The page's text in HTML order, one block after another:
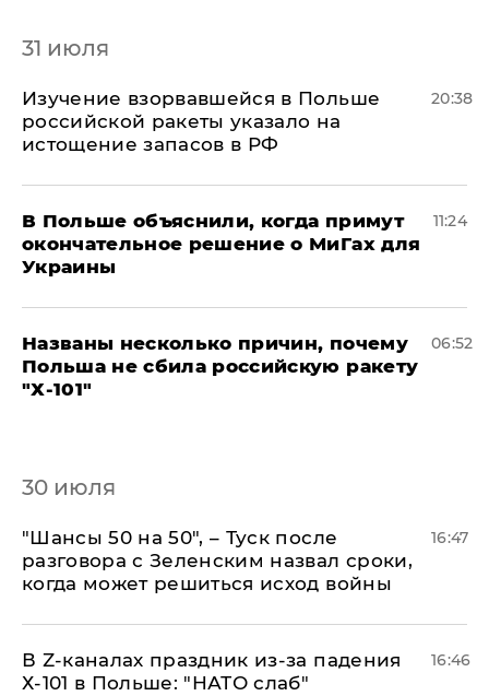
31 июля
Изучение взорвавшейся в Польше
российской ракеты указало на
истощение запасов в РФ
20:38
В Польше объяснили, когда примут
окончательное решение о МиГах для
Украины
11:24
Названы несколько причин, почему
Польша не сбила российскую ракету
"Х-101"
06:52
30 июля
"Шансы 50 на 50", – Туск после
разговора с Зеленским назвал сроки,
когда может решиться исход войны
16:47
​В Z-каналах праздник из-за падения
Х-101 в Польше: "НАТО слаб"
16:46